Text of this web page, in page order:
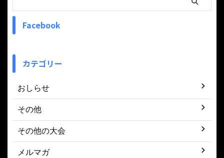
Facebook
カテゴリー
おしらせ
その他
その他の大会
メルマガ